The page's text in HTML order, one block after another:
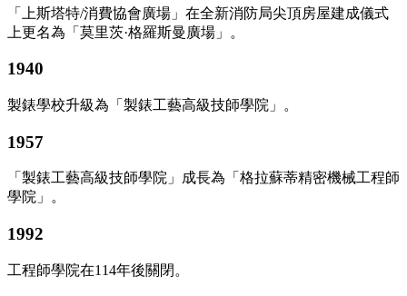
「上斯塔特/消費協會廣場」在全新消防局尖頂房屋建成儀式
上更名為「莫里茨·格羅斯曼廣場」。
1940
製錶學校升級為「製錶工藝高級技師學院」。
1957
「製錶工藝高級技師學院」成長為「格拉蘇蒂精密機械工程師
學院」。
1992
工程師學院在114年後關閉。